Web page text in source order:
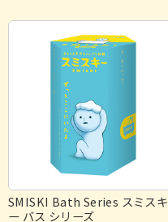
SMISKI Bath Series スミスキ
ー バス シリーズ